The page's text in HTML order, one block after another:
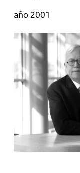
año 2001